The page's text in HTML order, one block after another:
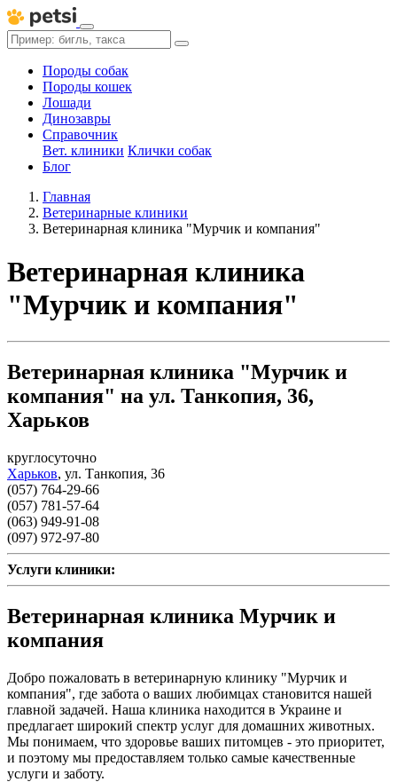
Породы собак
Породы кошек
Лошади
Динозавры
Справочник
Вет. клиники Клички собак
Блог
Главная
Ветеринарные клиники
Ветеринарная клиника "Мурчик и компания"
Ветеринарная клиника
"Мурчик и компания"
Ветеринарная клиника "Мурчик и
компания" на ул. Танкопия, 36,
Харьков
круглосуточно
Харьков, ул. Танкопия, 36
(057) 764-29-66
(057) 781-57-64
(063) 949-91-08
(097) 972-97-80
Услуги клиники:
Ветеринарная клиника Мурчик и
компания
Добро пожаловать в ветеринарную клинику "Мурчик и
компания", где забота о ваших любимцах становится нашей
главной задачей. Наша клиника находится в Украине и
предлагает широкий спектр услуг для домашних животных.
Мы понимаем, что здоровье ваших питомцев - это приоритет,
и поэтому мы предоставляем только самые качественные
услуги и заботу.